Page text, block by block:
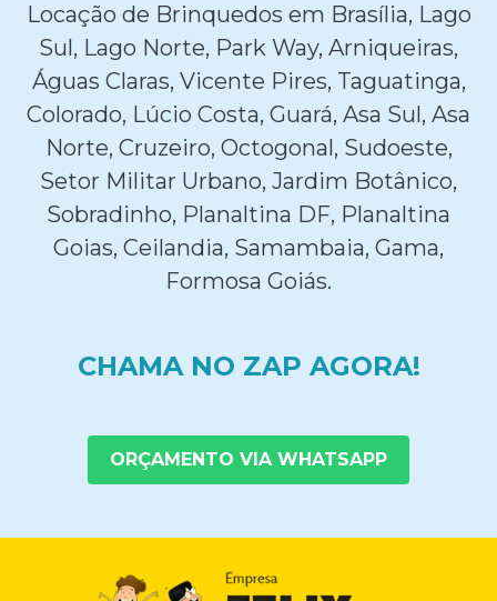
Locação de Brinquedos em Brasília, Lago
Sul, Lago Norte, Park Way, Arniqueiras,
Águas Claras, Vicente Pires, Taguatinga,
Colorado, Lúcio Costa, Guará, Asa Sul, Asa
Norte, Cruzeiro, Octogonal, Sudoeste,
Setor Militar Urbano, Jardim Botânico,
Sobradinho, Planaltina DF, Planaltina
Goias, Ceilandia, Samambaia, Gama,
Formosa Goiás.
CHAMA NO ZAP AGORA!
ORÇAMENTO VIA WHATSAPP